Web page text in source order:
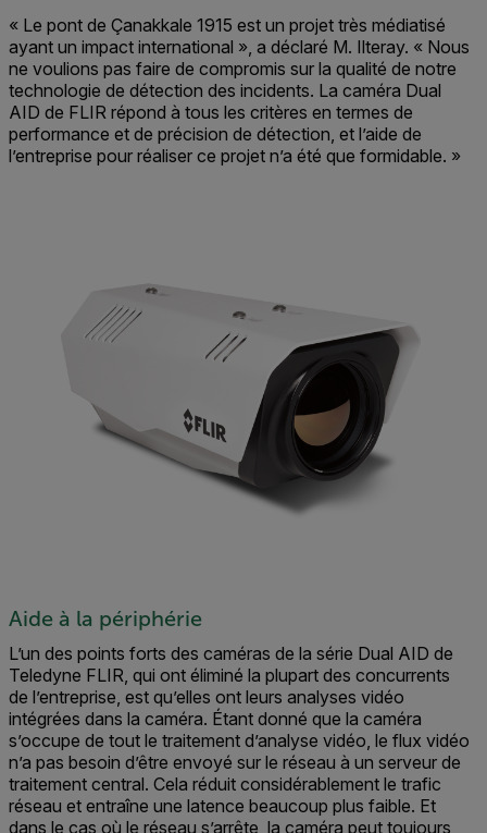
« Le pont de Çanakkale 1915 est un projet très médiatisé
ayant un impact international », a déclaré M. Ilteray. « Nous
ne voulions pas faire de compromis sur la qualité de notre
technologie de détection des incidents. La caméra Dual
AID de FLIR répond à tous les critères en termes de
performance et de précision de détection, et l’aide de
l’entreprise pour réaliser ce projet n’a été que formidable. »
Aide à la périphérie
L’un des points forts des caméras de la série Dual AID de
Teledyne FLIR, qui ont éliminé la plupart des concurrents
de l’entreprise, est qu’elles ont leurs analyses vidéo
intégrées dans la caméra. Étant donné que la caméra
s’occupe de tout le traitement d’analyse vidéo, le flux vidéo
n’a pas besoin d’être envoyé sur le réseau à un serveur de
traitement central. Cela réduit considérablement le trafic
réseau et entraîne une latence beaucoup plus faible. Et
dans le cas où le réseau s’arrête, la caméra peut toujours